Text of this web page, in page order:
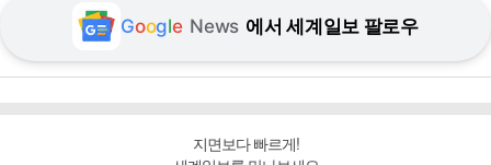
Google News 에서 세계일보 팔로우
지면보다 빠르게!